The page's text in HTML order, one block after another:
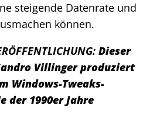
steigende Datenrate und
können.
Dieser
Villinger produziert
Windows-Tweaks-
der 1990er Jahre